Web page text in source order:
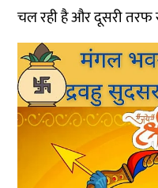
चल रही है और दूसरी तरफ